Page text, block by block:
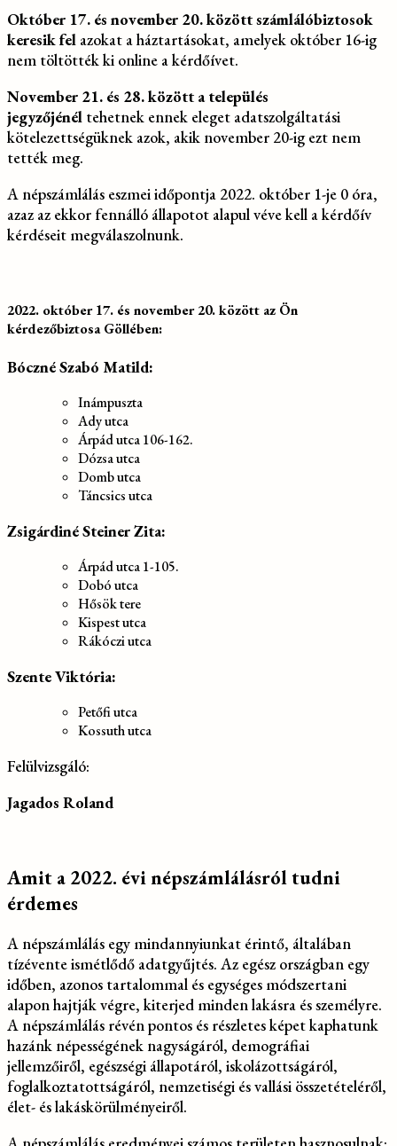
Október 17. és november 20. között számlálóbiztosok
keresik fel azokat a háztartásokat, amelyek október 16-ig
nem töltötték ki online a kérdőívet.
November 21. és 28. között a település
jegyzőjénél tehetnek ennek eleget adatszolgáltatási
kötelezettségüknek azok, akik november 20-ig ezt nem
tették meg.
A népszámlálás eszmei időpontja 2022. október 1-je 0 óra,
azaz az ekkor fennálló állapotot alapul véve kell a kérdőív
kérdéseit megválaszolnunk.
2022. október 17. és november 20. között az Ön
kérdezőbiztosa Göllében:
Bóczné Szabó Matild:
Inámpuszta
Ady utca
Árpád utca 106-162.
Dózsa utca
Domb utca
Táncsics utca
Zsigárdiné Steiner Zita:
Árpád utca 1-105.
Dobó utca
Hősök tere
Kispest utca
Rákóczi utca
Szente Viktória:
Petőfi utca
Kossuth utca
Felülvizsgáló:
Jagados Roland
Amit a 2022. évi népszámlálásról tudni
érdemes
A népszámlálás egy mindannyiunkat érintő, általában
tízévente ismétlődő adatgyűjtés. Az egész országban egy
időben, azonos tartalommal és egységes módszertani
alapon hajtják végre, kiterjed minden lakásra és személyre.
A népszámlálás révén pontos és részletes képet kaphatunk
hazánk népességének nagyságáról, demográfiai
jellemzőiről, egészségi állapotáról, iskolázottságáról,
foglalkoztatottságáról, nemzetiségi és vallási összetételéről,
élet- és lakáskörülményeiről.